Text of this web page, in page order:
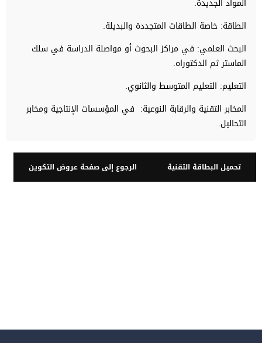
المواد الجديدة.
الطاقة: خاصة الطاقات المتجددة والبديلة.
البحث العلمي: في مراكز البحوث أو مواصلة الدراسة في سلك
الماستر ثم الدكتوراه.
التعليم: التعليم المتوسط والثانوي.
المخابر التقنية والرقابة النوعية: في المؤسسات الإنتاجية ومخابر
التحاليل.
تحميل البطاقة التقنية الرجوع إلى صفحة عروض التكوين